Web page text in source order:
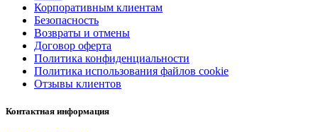
Корпоративным клиентам
Безопасность
Возвраты и отмены
Договор оферта
Политика конфиденциальности
Политика использования файлов cookie
Отзывы клиентов
Контактная информация